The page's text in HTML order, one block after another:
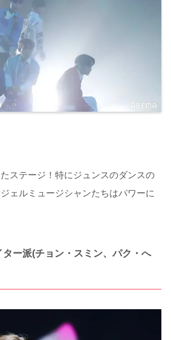
ステージ！特にジュンスのダンスの
ェルミュージシャンたちはパワーに
ター派(チョン・スミン、パク・へ